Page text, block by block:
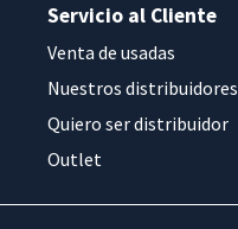
Servicio al Cliente
Venta de usadas
Nuestros distribuidores
Quiero ser distribuidor
Outlet